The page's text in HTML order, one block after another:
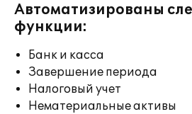
Автоматизированы
функции:
Банк и касса
Завершение периода
Налоговый учет
Нематериальные активы